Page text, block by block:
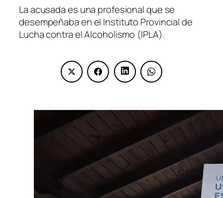
La acusada es una profesional que se
desempeñaba en el Instituto Provincial de
Lucha contra el Alcoholismo (IPLA).